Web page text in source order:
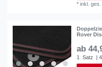
*inkl. ges.
Rover
ab
1 Satz |